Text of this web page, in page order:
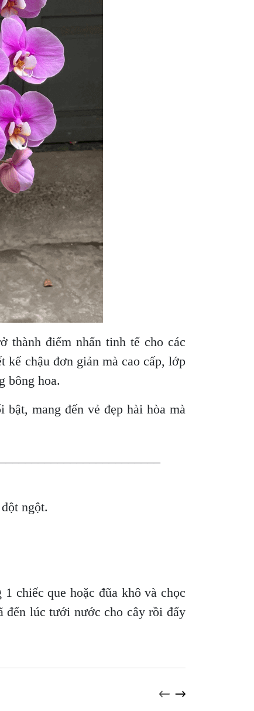
thành điểm nhấn tinh tế cho các
kế chậu đơn giản mà cao cấp, lớp
bông hoa.
mang đến vẻ đẹp hài hòa mà
ngột.
chiếc que hoặc đũa khô và chọc
đến lúc tưới nước cho cây rồi đấy